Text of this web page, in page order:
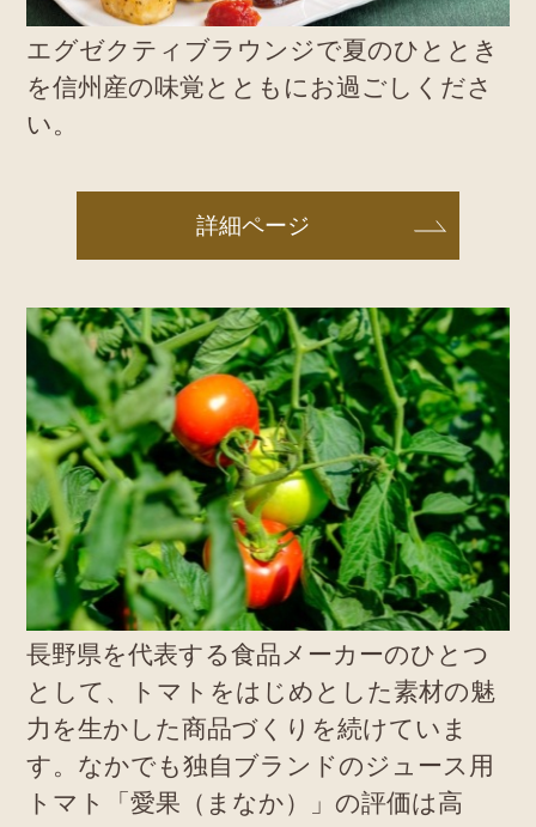
エグゼクティブラウンジで夏のひととき
を信州産の味覚とともにお過ごしくださ
い。
詳細ページ
長野県を代表する食品メーカーのひとつ
として、トマトをはじめとした素材の魅
力を生かした商品づくりを続けていま
す。なかでも独自ブランドのジュース用
トマト「愛果（まなか）」の評価は高